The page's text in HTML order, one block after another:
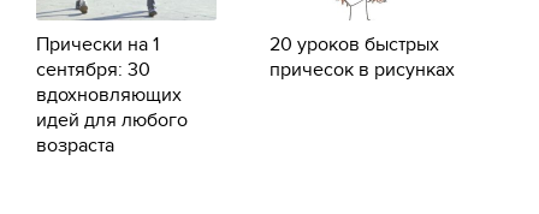
Прически на 1
сентября: 30
вдохновляющих
идей для любого
возраста
20 уроков быстрых
причесок в рисунках